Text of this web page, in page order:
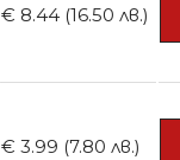
броя
€ 8.44 (16.50 лв.)
€ 3.99 (7.80 лв.)